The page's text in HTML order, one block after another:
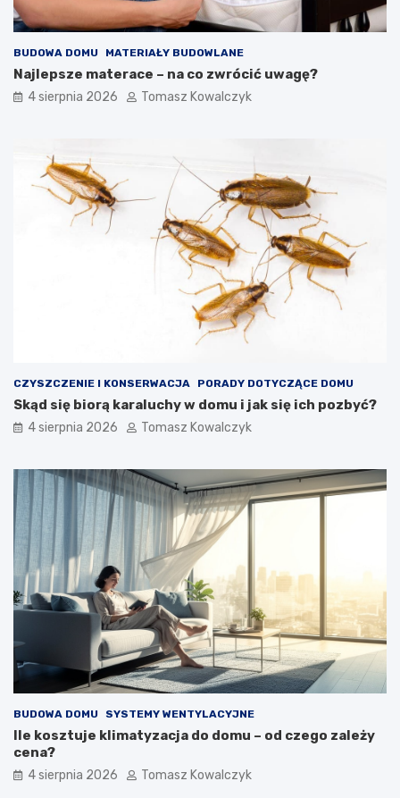
BUDOWA DOMU MATERIAŁY BUDOWLANE
Najlepsze materace – na co zwrócić uwagę?
4 sierpnia 2026 Tomasz Kowalczyk
CZYSZCZENIE I KONSERWACJA PORADY DOTYCZĄCE DOMU
Skąd się biorą karaluchy w domu i jak się ich pozbyć?
4 sierpnia 2026 Tomasz Kowalczyk
BUDOWA DOMU SYSTEMY WENTYLACYJNE
Ile kosztuje klimatyzacja do domu – od czego zależy
cena?
4 sierpnia 2026 Tomasz Kowalczyk